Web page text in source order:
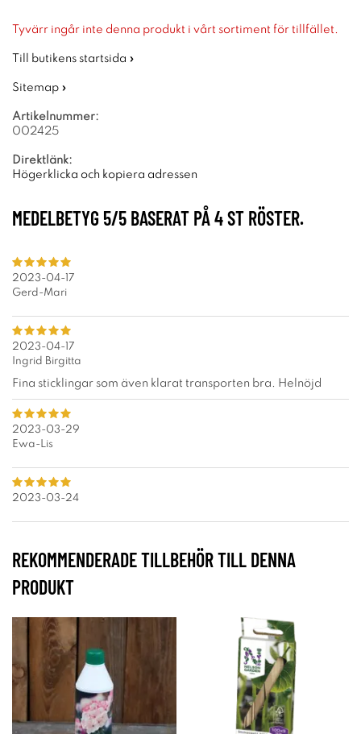
Tyvärr ingår inte denna produkt i vårt sortiment för tillfället.
Till butikens startsida »
Sitemap »
Artikelnummer:
002425
Direktlänk:
Högerklicka och kopiera adressen
MEDELBETYG 5/5 BASERAT PÅ4ST RÖSTER.
2023-04-17
Gerd-Mari
2023-04-17
Ingrid Birgitta
Fina sticklingar som även klarat transporten bra. Helnöjd
2023-03-29
Ewa-Lis
2023-03-24
REKOMMENDERADE TILLBEHÖR TILL DENNA
PRODUKT